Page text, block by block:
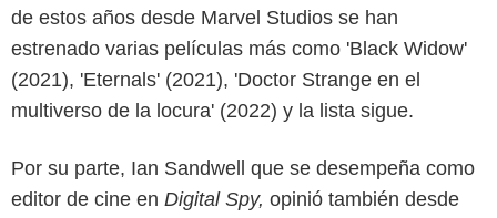
de estos años desde Marvel Studios se han
estrenado varias películas más como 'Black Widow'
(2021), 'Eternals' (2021), 'Doctor Strange en el
multiverso de la locura' (2022) y la lista sigue.
Por su parte, Ian Sandwell que se desempeña como
editor de cine en Digital Spy, opinió también desde